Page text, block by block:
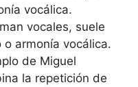
vocálica.
vocales, suele
armonía vocálica.
de Miguel
la repetición de